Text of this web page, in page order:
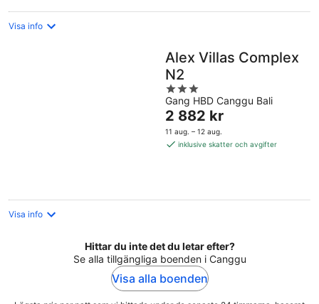
Visa info
Alex Villas Complex
N2
3
out
of
5
Gang HBD Canggu Bali
Priset
är
2 882 kr
2 882 kr
11 aug. – 12 aug.
inklusive skatter och avgifter
Visa info
Hittar du inte det du letar efter?
Se alla tillgängliga boenden i Canggu
Visa alla boenden